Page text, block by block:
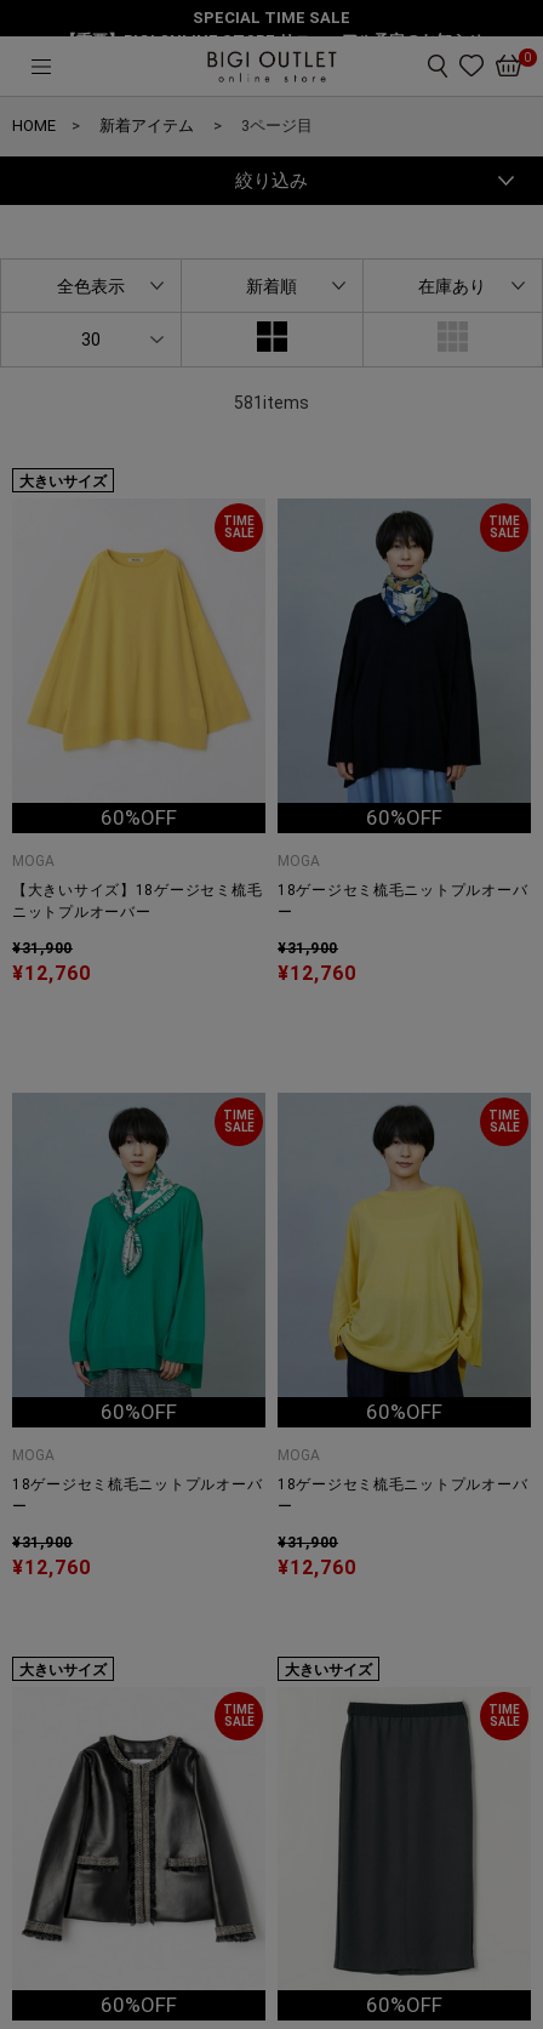
SPECIAL TIME SALE
【重要】BIGI ONLINE STORE リニューアル予定のお知らせ
0
HOME 新着アイテム 3ページ目
絞り込み
581items
全色表示 新着順 在庫あり
30
大きいサイズ
TIME
SALE
60%OFF
MOGA
【大きいサイズ】18ゲージセミ梳毛
ニットプルオーバー
¥31,900
¥12,760
TIME
SALE
60%OFF
MOGA
18ゲージセミ梳毛ニットプルオーバ
ー
¥31,900
¥12,760
TIME
SALE
60%OFF
MOGA
18ゲージセミ梳毛ニットプルオーバ
ー
¥31,900
¥12,760
TIME
SALE
60%OFF
MOGA
18ゲージセミ梳毛ニットプルオーバ
ー
¥31,900
¥12,760
大きいサイズ
TIME
SALE
60%OFF
大きいサイズ
TIME
SALE
60%OFF